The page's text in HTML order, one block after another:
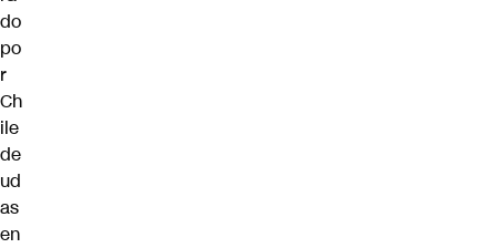
do
po
r
Ch
ile
de
ud
as
en